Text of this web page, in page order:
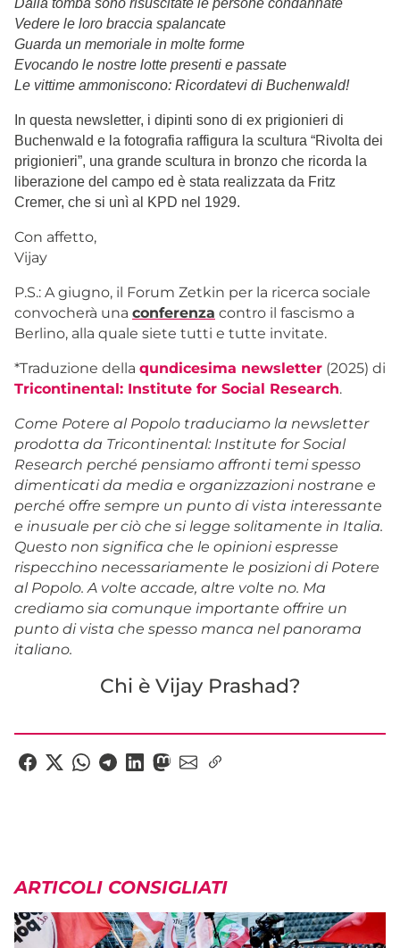
Vedere le loro braccia spalancate
Guarda un memoriale in molte forme
Evocando le nostre lotte presenti e passate
Le vittime ammoniscono: Ricordatevi di Buchenwald!
In questa newsletter, i dipinti sono di ex prigionieri di
Buchenwald e la fotografia raffigura la scultura “Rivolta dei
prigionieri”, una grande scultura in bronzo che ricorda la
liberazione del campo ed è stata realizzata da Fritz
Cremer, che si unì al KPD nel 1929.
Con affetto,
Vijay
P.S.: A giugno, il Forum Zetkin per la ricerca sociale
convocherà una conferenza contro il fascismo a
Berlino, alla quale siete tutti e tutte invitate.
*Traduzione della qundicesima newsletter (2025) di
Tricontinental: Institute for Social Research.
Come Potere al Popolo traduciamo la newsletter
prodotta da Tricontinental: Institute for Social
Research perché pensiamo affronti temi spesso
dimenticati da media e organizzazioni nostrane e
perché offre sempre un punto di vista interessante
e inusuale per ciò che si legge solitamente in Italia.
Questo non significa che le opinioni espresse
rispecchino necessariamente le posizioni di Potere
al Popolo. A volte accade, altre volte no. Ma
crediamo sia comunque importante offrire un
punto di vista che spesso manca nel panorama
italiano.
Chi è Vijay Prashad?
ARTICOLI CONSIGLIATI